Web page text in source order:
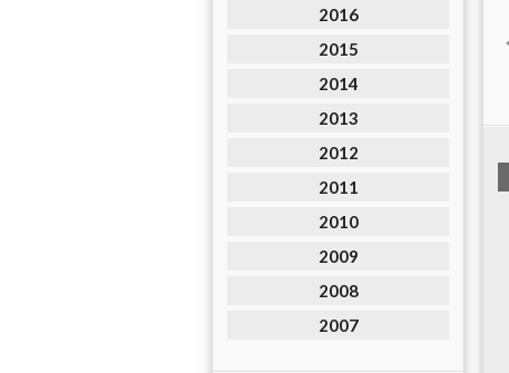
2016
2015
2014
2013
2012
2011
2010
2009
2008
2007